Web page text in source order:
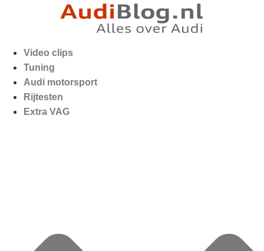
Video clips
Tuning
Audi motorsport
Rijtesten
Extra VAG